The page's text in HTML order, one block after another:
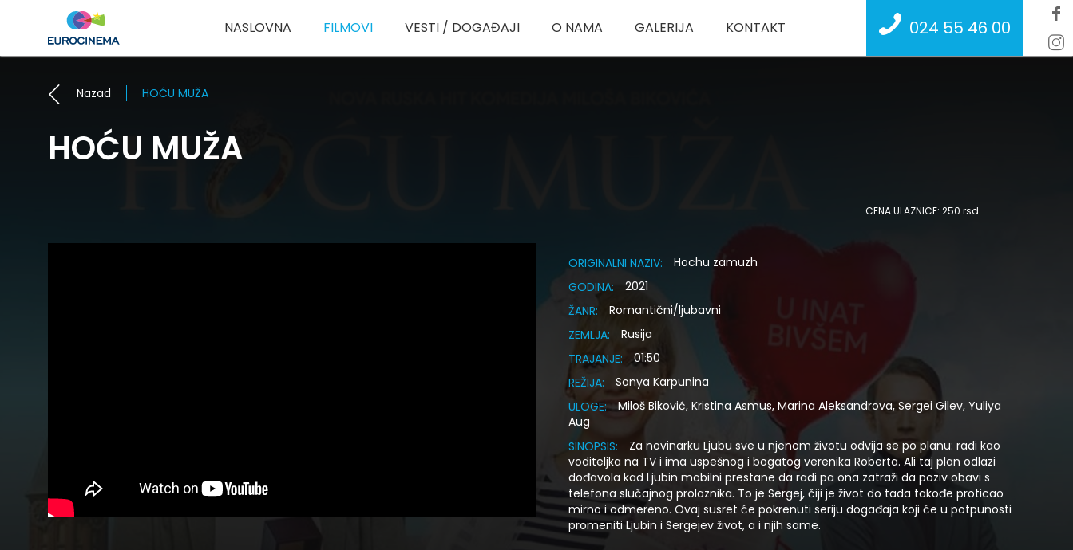
NASLOVNA FILMOVI VESTI / DOGAĐAJI O NAMA GALERIJA KONTAKT 024 55 46 00
Nazad HOĆU MUŽA
HOĆU MUŽA
CENA ULAZNICE: 250 rsd
ORIGINALNI NAZIV:
Hochu zamuzh
GODINA:
2021
ŽANR:
Romantični/ljubavni
ZEMLJA:
Rusija
TRAJANJE:
01:50
REŽIJA:
Sonya Karpunina
ULOGE:
Miloš Biković, Kristina Asmus, Marina Aleksandrova, Sergei Gilev, Yuliya
Aug
SINOPSIS:
Za novinarku Ljubu sve u njenom životu odvija se po planu: radi kao
voditeljka na TV i ima uspešnog i bogatog verenika Roberta. Ali taj plan odlazi
dođavola kad Ljubin mobilni prestane da radi pa ona zatraži da poziv obavi s
telefona slučajnog prolaznika. To je Sergej, čiji je život do tada takođe proticao
mirno i odmereno. Ovaj susret će pokrenuti seriju događaja koji će u potpunosti
promeniti Ljubin i Sergejev život, a i njih same.